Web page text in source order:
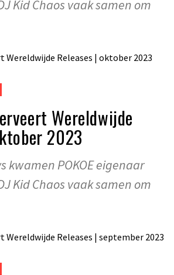
Kid Chaos vaak samen om
Wereldwijde
2023
kwamen POKOE eigenaar
Kid Chaos vaak samen om